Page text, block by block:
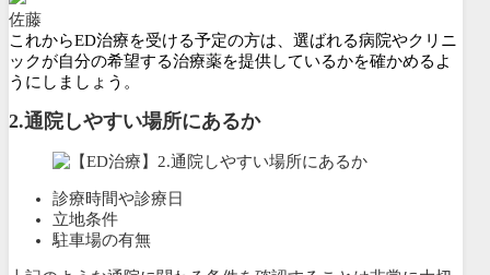
佐藤
これからED治療を受ける予定の方は、選ばれる病院やクリニ
ックが自分の希望する治療薬を提供しているかを確かめるよ
うにしましょう。
2.通院しやすい場所にあるか
診療時間や診療日
立地条件
駐車場の有無